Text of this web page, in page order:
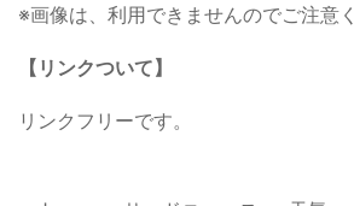
※画像は、利用できませんのでご注意
【リンクついて】
リンクフリーです。